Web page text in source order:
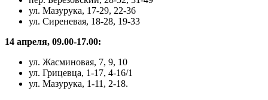
ул. Мазурука, 17-29, 22-36
ул. Сиреневая, 18-28, 19-33
14 апреля, 09.00-17.00:
ул. Жасминовая, 7, 9, 10
ул. Грицевца, 1-17, 4-16/1
ул. Мазурука, 1-11, 2-18.